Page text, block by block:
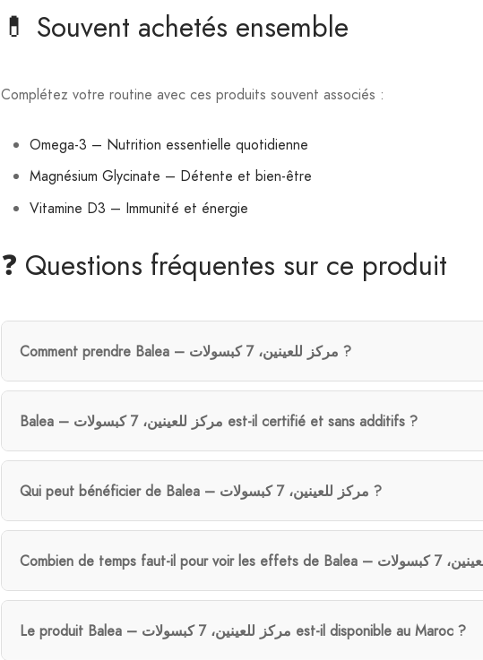
💊 Souvent achetés ensemble
Complétez votre routine avec ces produits souvent associés :
Omega-3 – Nutrition essentielle quotidienne
Magnésium Glycinate – Détente et bien-être
Vitamine D3 – Immunité et énergie
❓ Questions fréquentes sur ce produit
Comment prendre Balea – مركز للعينين، 7 كبسولات ?
Balea – مركز للعينين، 7 كبسولات est-il certifié et sans additifs ?
Qui peut bénéficier de Balea – مركز للعينين، 7 كبسولات ?
Le produit Balea – مركز للعينين، 7 كبسولات est-il disponible au Maroc ?